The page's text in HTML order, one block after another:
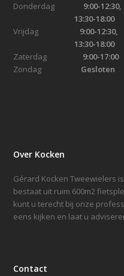
Donderdag 9:00-12:30,
13:30-18:00
Vrijdag 9:00-12:30,
13:30-18:00
Zaterdag 9:00-17:00
Zondag Gesloten
Over Kocken
Gérard Kocken Tweewielers
bestaat uit ruim 600m2
kunt u terecht bij onze
eens kijken en laat u
Contact